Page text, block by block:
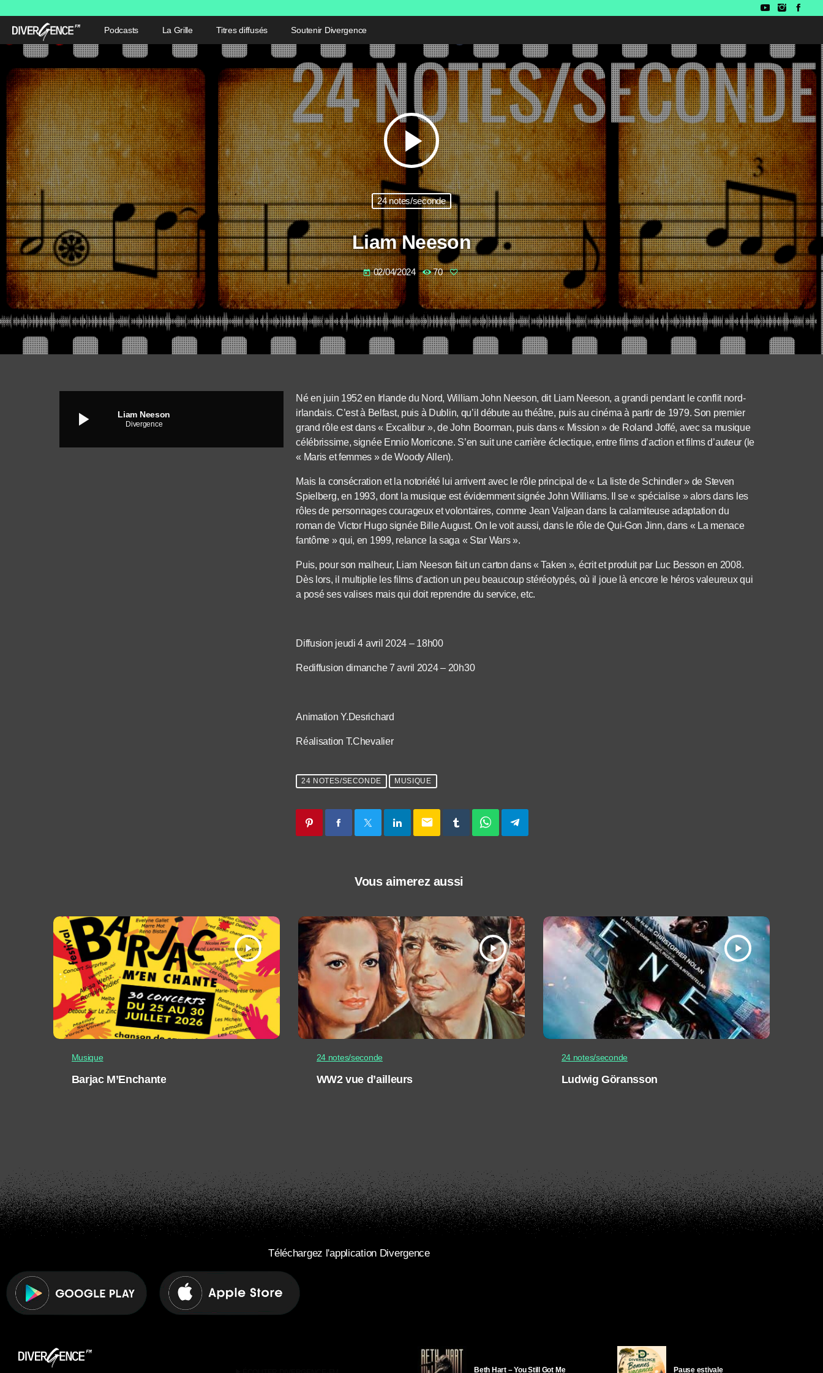
Podcasts La Grille Titres diffusés Soutenir Divergence
play_arrow
24 notes/seconde
Liam Neeson
today 02/04/2024 70
play_arrow Liam Neeson
Divergence
Né en juin 1952 en Irlande du Nord, William John Neeson, dit Liam Neeson, a grandi pendant le conflit nord-
irlandais. C’est à Belfast, puis à Dublin, qu’il débute au théâtre, puis au cinéma à partir de 1979. Son premier
grand rôle est dans « Excalibur », de John Boorman, puis dans « Mission » de Roland Joffé, avec sa musique
célébrissime, signée Ennio Morricone. S’en suit une carrière éclectique, entre films d’action et films d’auteur (le
« Maris et femmes » de Woody Allen).
Mais la consécration et la notoriété lui arrivent avec le rôle principal de « La liste de Schindler » de Steven
Spielberg, en 1993, dont la musique est évidemment signée John Williams. Il se « spécialise » alors dans les
rôles de personnages courageux et volontaires, comme Jean Valjean dans la calamiteuse adaptation du
roman de Victor Hugo signée Bille August. On le voit aussi, dans le rôle de Qui-Gon Jinn, dans « La menace
fantôme » qui, en 1999, relance la saga « Star Wars ».
Puis, pour son malheur, Liam Neeson fait un carton dans « Taken », écrit et produit par Luc Besson en 2008.
Dès lors, il multiplie les films d’action un peu beaucoup stéréotypés, où il joue là encore le héros valeureux qui
a posé ses valises mais qui doit reprendre du service, etc.
Diffusion jeudi 4 avril 2024 – 18h00
Rediffusion dimanche 7 avril 2024 – 20h30
Animation Y.Desrichard
Réalisation T.Chevalier
24 NOTES/SECONDE MUSIQUE
email
Vous aimerez aussi
play_arrow
Musique
Barjac M’Enchante
play_arrow
24 notes/seconde
WW2 vue d’ailleurs
play_arrow
24 notes/seconde
Ludwig Göransson
Téléchargez l'application Divergence
Beth Hart – You Still Got Me Pause estivale